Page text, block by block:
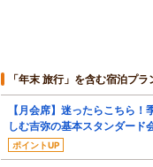
「年末 旅行」を含む宿泊プラ
【月会席】迷ったらこちら！
しむ吉弥の基本スタンダード
ポイントUP